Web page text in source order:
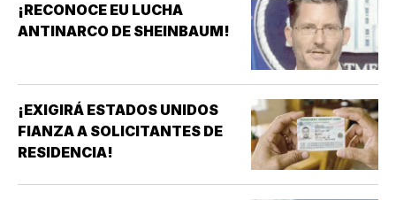
¡RECONOCE EU LUCHA
ANTINARCO DE SHEINBAUM!
¡EXIGIRÁ ESTADOS UNIDOS
FIANZA A SOLICITANTES DE
RESIDENCIA!